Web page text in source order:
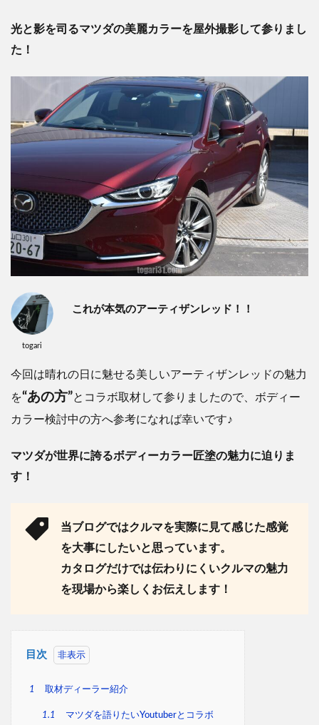
光と影を司るマツダの美麗カラーを屋外撮影して参りまし
た！
togari
これが本気のアーティザンレッド！！
今回は晴れの日に魅せる美しいアーティザンレッドの魅力
を“あの方”とコラボ取材して参りましたので、ボディー
カラー検討中の方へ参考になれば幸いです♪
マツダが世界に誇るボディーカラー匠塗の魅力に迫りま
す！
当ブログではクルマを実際に見て感じた感覚
を大事にしたいと思っています。
カタログだけでは伝わりにくいクルマの魅力
を現場から楽しくお伝えします！
目次
1 取材ディーラー紹介
1.1 マツダを語りたいYoutuberとコラボ